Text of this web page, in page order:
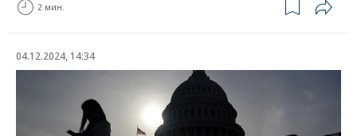
2 мин.
04.12.2024, 14:34